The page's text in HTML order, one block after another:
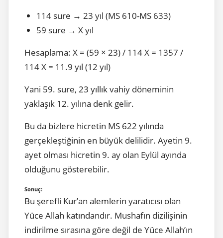
114 sure → 23 yıl (MS 610-MS 633)
59 sure → X yıl
Hesaplama: X = (59 × 23) / 114 X = 1357 /
114 X = 11.9 yıl (12 yıl)
Yani 59. sure, 23 yıllık vahiy döneminin
yaklaşık 12. yılına denk gelir.
Bu da bizlere hicretin MS 622 yılında
gerçekleştiğinin en büyük delilidir. Ayetin 9.
ayet olması hicretin 9. ay olan Eylül ayında
olduğunu gösterebilir.
Sonuç:
Bu şerefli Kur’an alemlerin yaratıcısı olan
Yüce Allah katındandır. Mushafın dizilişinin
indirilme sırasına göre değil de Yüce Allah’ın